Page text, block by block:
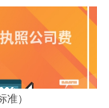
）